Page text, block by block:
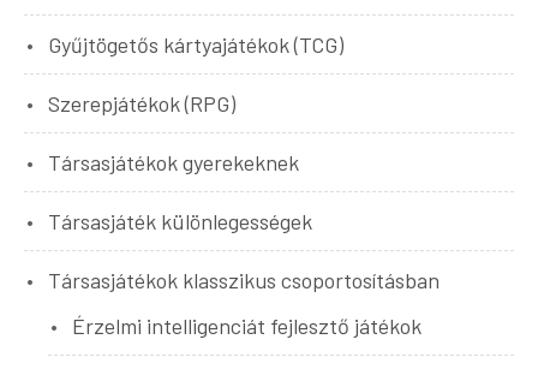
Gyűjtögetős kártyajátékok (TCG)
Szerepjátékok (RPG)
Társasjátékok gyerekeknek
Társasjáték különlegességek
Társasjátékok klasszikus csoportosításban
Érzelmi intelligenciát fejlesztő játékok